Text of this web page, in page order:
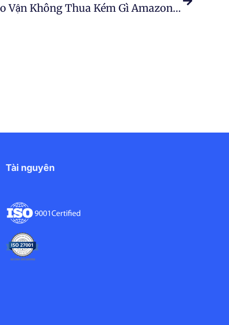
Boxme.vn Giải Pháp Kho Vận Không Thua Kém Gì Amazon Trên Đất Việt
Tài nguyên